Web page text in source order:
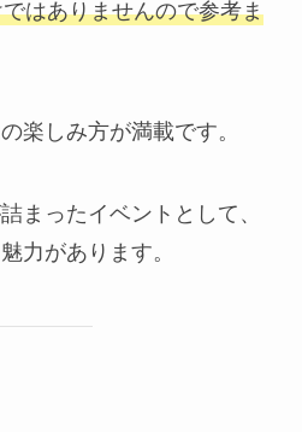
はありませんので参考ま
楽しみ方が満載です。
まったイベントとして、
力があります。